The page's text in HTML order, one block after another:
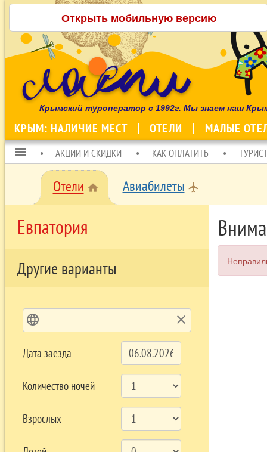
Открыть мобильную версию
Крымский туроператор с 1992г. Мы знаем наш
КРЫМ: НАЛИЧИЕ МЕСТ ОТЕЛИ МАЛЫЕ
menu АКЦИИ И СКИДКИ КАК ОПЛАТИТЬ
Отели home Авиабилеты local_airport
Евпатория
Другие варианты
language clear
Дата заезда
Количество ночей
Взрослых